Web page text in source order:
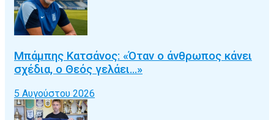
Μπάμπης Κατσάνος: «Όταν ο άνθρωπος κάνει
σχέδια, ο Θεός γελάει…»
5 Αυγούστου 2026